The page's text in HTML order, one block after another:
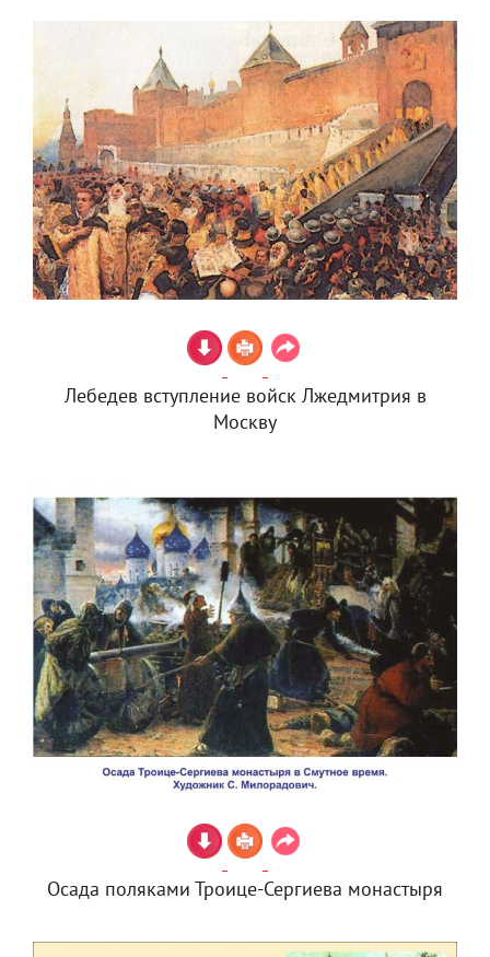
Лебедев вступление войск Лжедмитрия в
Москву
Осада поляками Троице-Сергиева монастыря